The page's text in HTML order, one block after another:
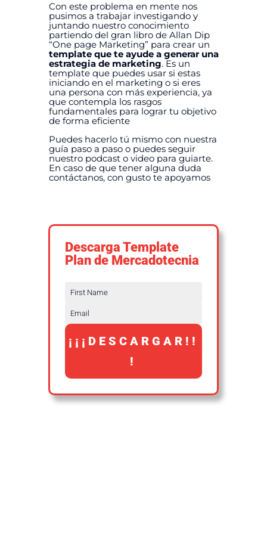
Con este problema en mente nos
pusimos a trabajar investigando y
juntando nuestro conocimiento
partiendo del gran libro de Allan Dip
“One page Marketing” para crear un
template que te ayude a generar una
estrategia de marketing. Es un
template que puedes usar si estas
iniciando en el marketing o si eres
una persona con más experiencia, ya
que contempla los rasgos
fundamentales para lograr tu objetivo
de forma eficiente
Puedes hacerlo tú mismo con nuestra
guía paso a paso o puedes seguir
nuestro podcast o video para guiarte.
En caso de que tener alguna duda
contáctanos, con gusto te apoyamos
Descarga Template
Plan de Mercadotecnia
¡¡¡DESCARGAR!!
!